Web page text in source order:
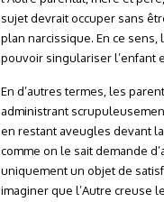
sujet devrait occuper sans
plan narcissique. En ce
pouvoir singulariser l’enfant
En d’autres termes, les
administrant
en restant aveugles devant
comme on le sait demande
uniquement un objet de
imaginer que l’Autre creuse